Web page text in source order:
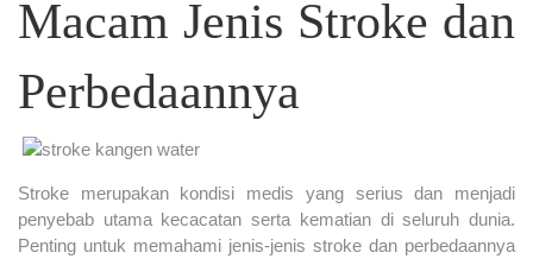
Macam Jenis Stroke dan
Perbedaannya
Stroke merupakan kondisi medis yang serius dan menjadi
penyebab utama kecacatan serta kematian di seluruh dunia.
Penting untuk memahami jenis-jenis stroke dan perbedaannya